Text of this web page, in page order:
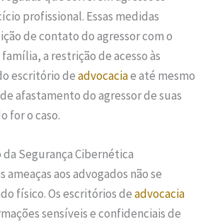
profissional. Essas medidas
de contato do agressor com o
a restrição de acesso às
escritório deadvocaciae até mesmo
afastamento do agressor de suas
for o caso.
Segurança Cibernética
ameaças aos advogados não se
físico. Os escritórios deadvocacia
sensíveis e confidenciais de